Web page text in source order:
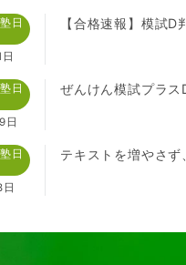
日
【合格速報】模試
日
日
ぜんけん模試プラ
日
テキストを増やさ